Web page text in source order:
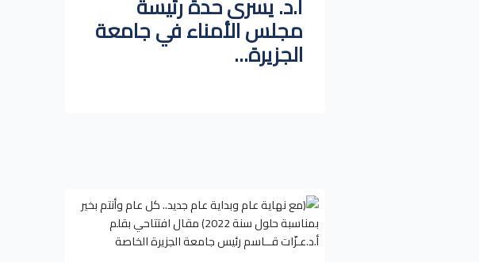
مجلس الأمناء في جامعة
الجزيرة...